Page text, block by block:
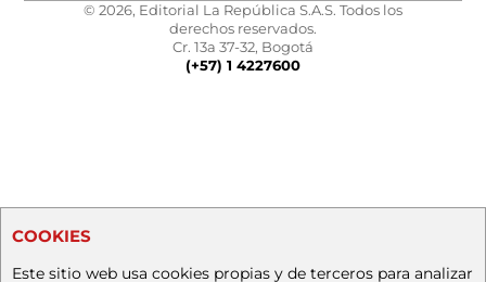
© 2026, Editorial La República S.A.S. Todos los
derechos reservados.
Cr. 13a 37-32, Bogotá
(+57) 1 4227600
COOKIES
Este sitio web usa cookies propias y de terceros para analizar